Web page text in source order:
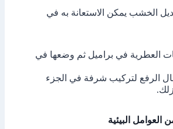
الخشب يمكن الاستعانة به في
العطرية في براميل ثم وضعها في
الرفع لتركيب شرفة في الجزء